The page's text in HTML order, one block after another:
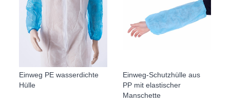
Einweg PE wasserdichte
Hülle
Einweg-Schutzhülle aus
PP mit elastischer
Manschette